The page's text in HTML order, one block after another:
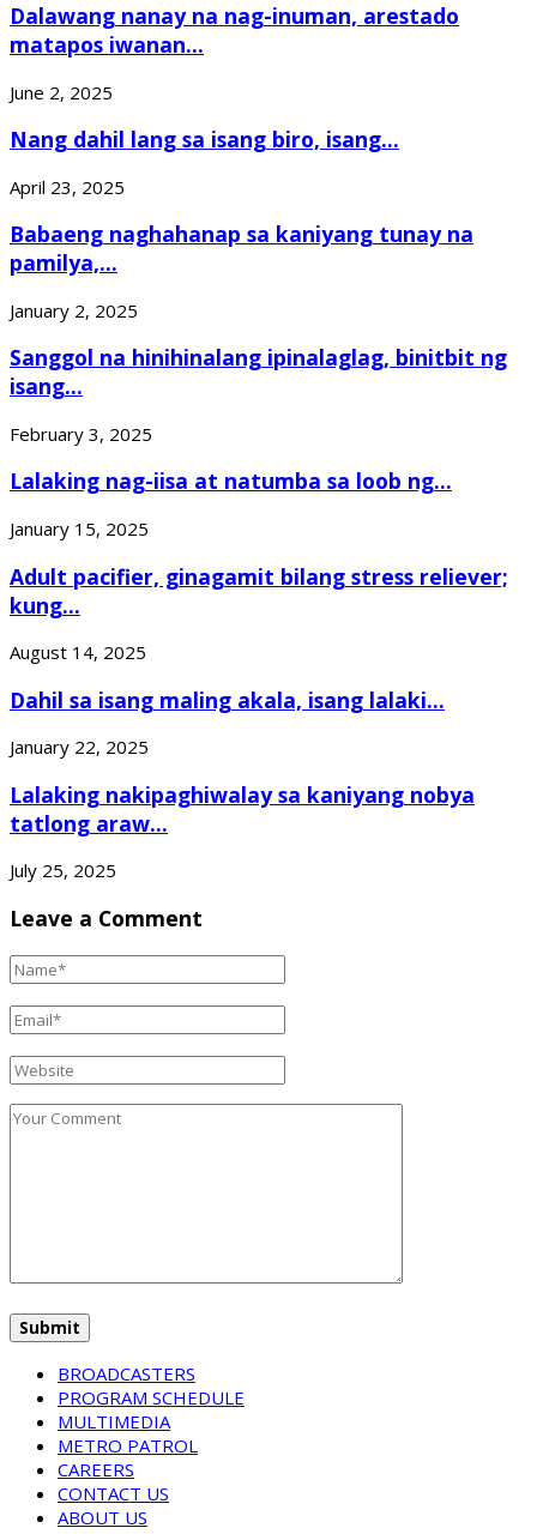
Dalawang nanay na nag-inuman, arestado
matapos iwanan...
June 2, 2025
Nang dahil lang sa isang biro, isang...
April 23, 2025
Babaeng naghahanap sa kaniyang tunay na
pamilya,...
January 2, 2025
Sanggol na hinihinalang ipinalaglag, binitbit ng
isang...
February 3, 2025
Lalaking nag-iisa at natumba sa loob ng...
January 15, 2025
Adult pacifier, ginagamit bilang stress reliever;
kung...
August 14, 2025
Dahil sa isang maling akala, isang lalaki...
January 22, 2025
Lalaking nakipaghiwalay sa kaniyang nobya
tatlong araw...
July 25, 2025
Leave a Comment
BROADCASTERS
PROGRAM SCHEDULE
MULTIMEDIA
METRO PATROL
CAREERS
CONTACT US
ABOUT US